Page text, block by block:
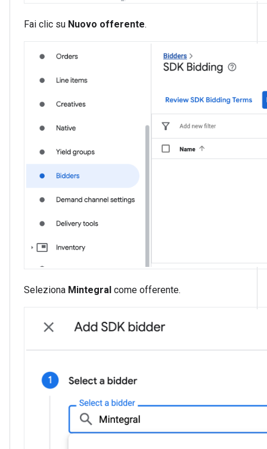
Fai clic su Nuovo offerente.
Seleziona Mintegral come offerente.